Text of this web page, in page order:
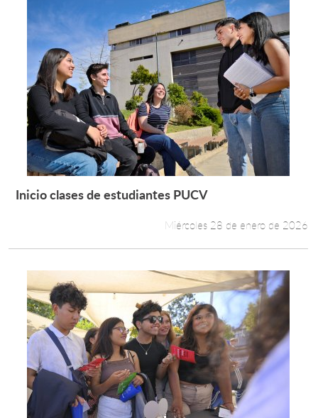
Leer más +
Inicio clases de estudiantes PUCV
Miércoles 28 de enero de 2026